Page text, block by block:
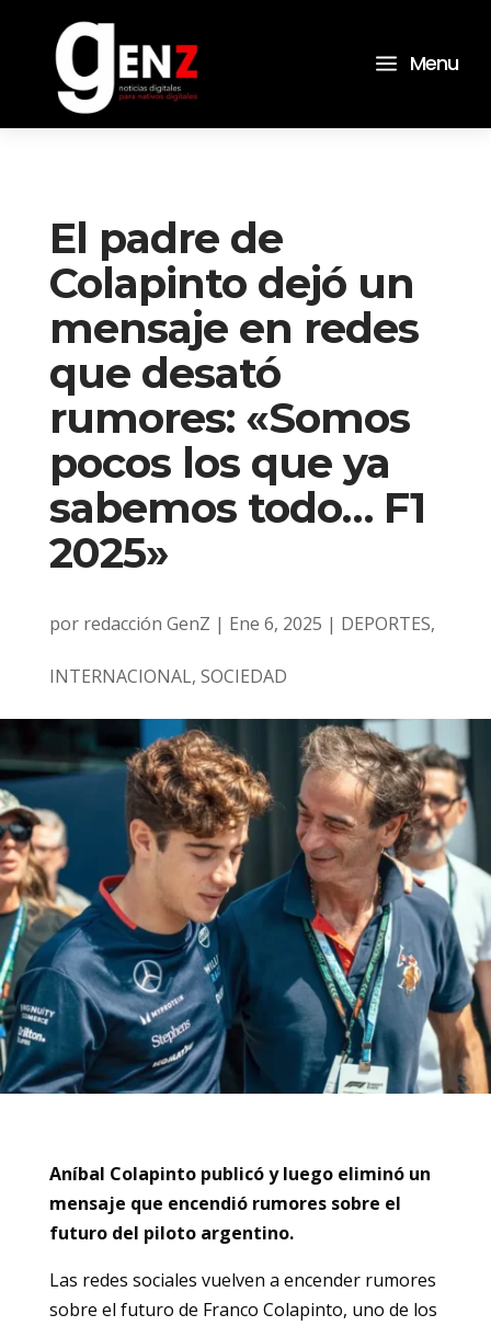
a Menu
El padre de
Colapinto dejó un
mensaje en redes
que desató
rumores: «Somos
pocos los que ya
sabemos todo… F1
2025»
por redacción GenZ | Ene 6, 2025 | DEPORTES,
INTERNACIONAL, SOCIEDAD
Aníbal Colapinto publicó y luego eliminó un
mensaje que encendió rumores sobre el
futuro del piloto argentino.
Las redes sociales vuelven a encender rumores
sobre el futuro de Franco Colapinto, uno de los